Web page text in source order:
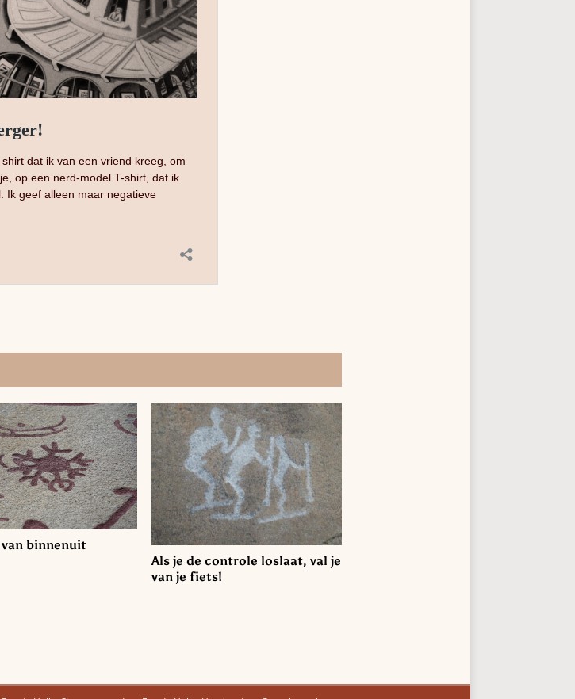
binnenuit
Als je de controle loslaat, val je
van je fiets!